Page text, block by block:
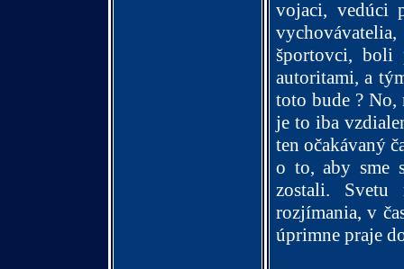
vojaci, vedúci
športovci, boli
autoritami, a
toto bude ? No,
je to iba
ten očakávaný
o to, aby sme
zostali.
rozjímania, v
úprimne praje